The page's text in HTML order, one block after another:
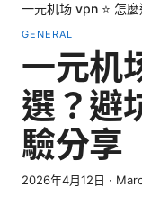
一元机场 vpn ⭐ 怎
GENERAL
一元机
選？避
驗分享
2026年4月12日 ·